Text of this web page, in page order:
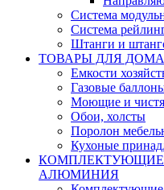
Система
Система
Штанги и
ТОВАРЫ ДЛЯ
Емкости
Газовые
Моющие и
Обои, холсты
Поролон
Кухоные
КОМПЛЕКТУЮЩИЕ
АЛЮМИНИЯ